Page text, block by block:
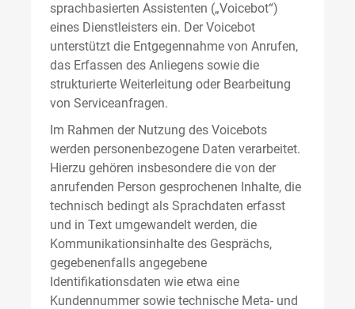
sprachbasierten Assistenten („Voicebot“)
eines Dienstleisters ein. Der Voicebot
unterstützt die Entgegennahme von Anrufen,
das Erfassen des Anliegens sowie die
strukturierte Weiterleitung oder Bearbeitung
von Serviceanfragen.
Im Rahmen der Nutzung des Voicebots
werden personenbezogene Daten verarbeitet.
Hierzu gehören insbesondere die von der
anrufenden Person gesprochenen Inhalte, die
technisch bedingt als Sprachdaten erfasst
und in Text umgewandelt werden, die
Kommunikationsinhalte des Gesprächs,
gegebenenfalls angegebene
Identifikationsdaten wie etwa eine
Kundennummer sowie technische Meta- und